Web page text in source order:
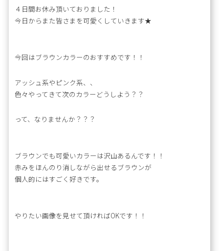
４日間お休み頂いておりました！
今日からまた皆さまを可愛くしていきます★
今回はブラウンカラーのおすすめです！！
アッシュ系やピンク系、、
色々やってきて次のカラーどうしよう？？
って、なりませんか？？？
ブラウンでも可愛いカラーは沢山あるんです！！
赤みをほんのり消しながら出せるブラウンが
個人的にはすごく好きです。
やりたい画像を見せて頂ければOKです！！